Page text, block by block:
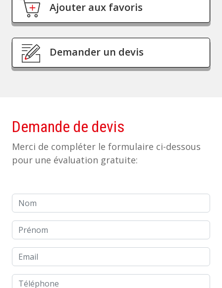
Ajouter aux favoris
Demander un devis
Demande de devis
Merci de compléter le formulaire ci-dessous
pour une évaluation gratuite:
Nom
Prénom
Email
Téléphone